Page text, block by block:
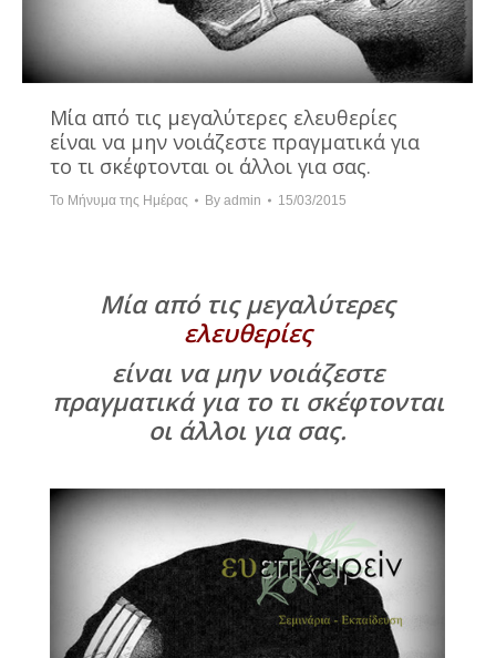
Μία από τις μεγαλύτερες ελευθερίες
είναι να μην νοιάζεστε πραγματικά για
το τι σκέφτονται οι άλλοι για σας.
Το Μήνυμα της Ημέρας By admin 15/03/2015
Μία από τις μεγαλύτερες
ελευθερίες
είναι να μην νοιάζεστε
πραγματικά για το τι σκέφτονται
οι άλλοι για σας.